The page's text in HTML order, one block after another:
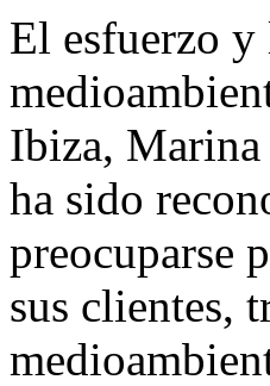
El esfuerzo
Ibiza,
ha sido
preocuparse
sus clientes,